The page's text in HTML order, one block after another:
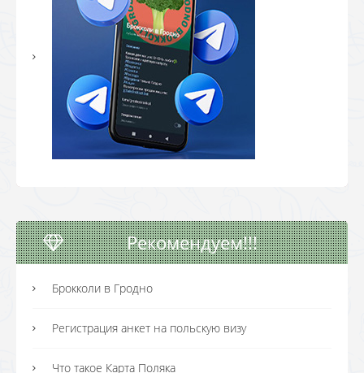
Рекомендуем!!!
Брокколи в Гродно
Регистрация анкет на польскую визу
Что такое Карта Поляка